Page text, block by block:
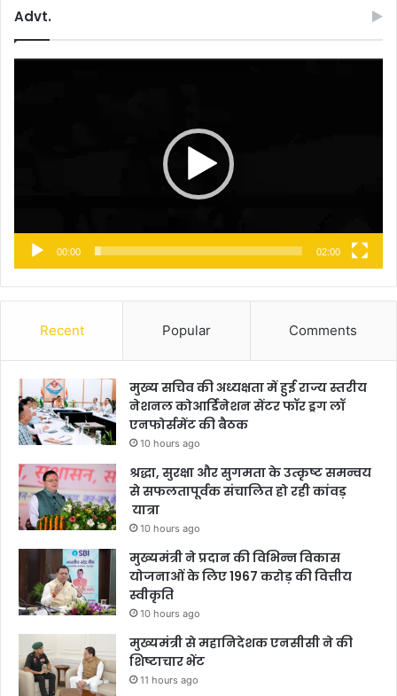
Advt.
00:00 02:00
Recent Popular Comments
मुख्य सचिव की अध्यक्षता में हुई राज्य स्तरीय
नेशनल कोआर्डिनेशन सेंटर फॉर ड्रग लॉ
एनफोर्समेंट की बैठक
10 hours ago
श्रद्धा, सुरक्षा और सुगमता के उत्कृष्ट समन्वय
से सफलतापूर्वक संचालित हो रही कांवड़
यात्रा
10 hours ago
मुख्यमंत्री ने प्रदान की विभिन्न विकास
योजनाओं के लिए 1967 करोड़ की वित्तीय
स्वीकृति
10 hours ago
मुख्यमंत्री से महानिदेशक एनसीसी ने की
शिष्टाचार भेंट
11 hours ago